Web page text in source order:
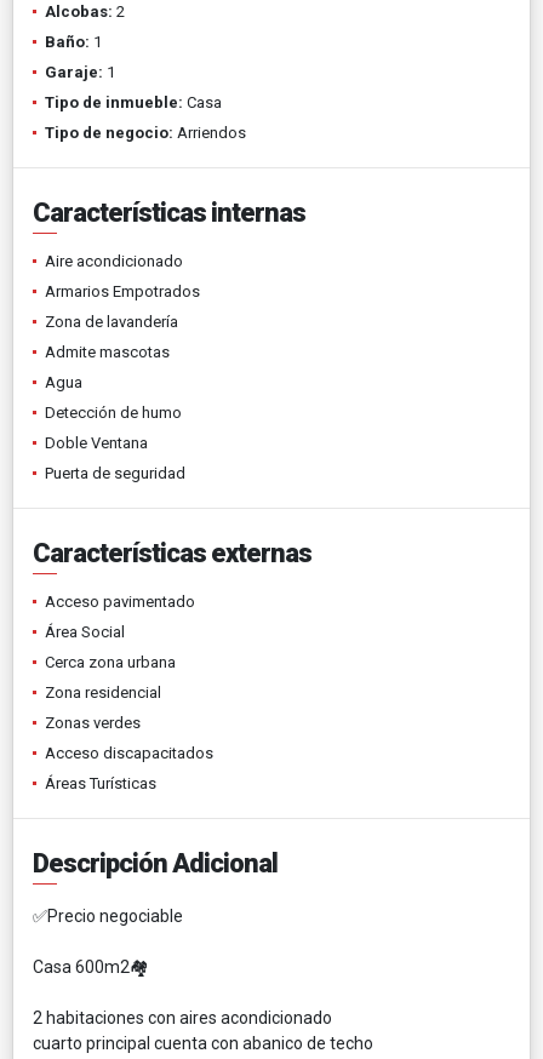
Alcobas: 2
Baño: 1
Garaje: 1
Tipo de inmueble: Casa
Tipo de negocio: Arriendos
Características internas
Aire acondicionado
Armarios Empotrados
Zona de lavandería
Admite mascotas
Agua
Detección de humo
Doble Ventana
Puerta de seguridad
Características externas
Acceso pavimentado
Área Social
Cerca zona urbana
Zona residencial
Zonas verdes
Acceso discapacitados
Áreas Turísticas
Descripción Adicional
✅Precio negociable
Casa 600m2🏘️
2 habitaciones con aires acondicionado
cuarto principal cuenta con abanico de techo